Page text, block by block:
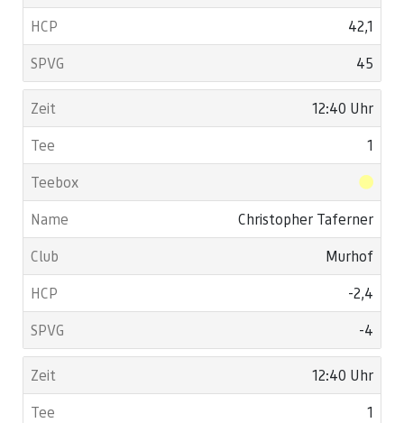
42,1
45
12:40 Uhr
1
Christopher Taferner
Murhof
-2,4
-4
12:40 Uhr
1